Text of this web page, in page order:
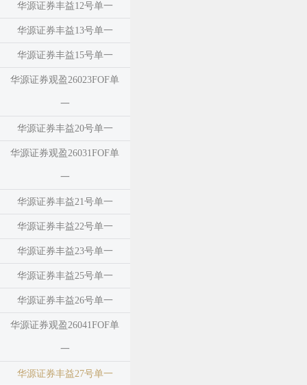
华源证券丰益12号单一
华源证券丰益13号单一
华源证券丰益15号单一
华源证券观盈26023FOF单
一
华源证券丰益20号单一
华源证券观盈26031FOF单
一
华源证券丰益21号单一
华源证券丰益22号单一
华源证券丰益23号单一
华源证券丰益25号单一
华源证券丰益26号单一
华源证券观盈26041FOF单
一
华源证券丰益27号单一